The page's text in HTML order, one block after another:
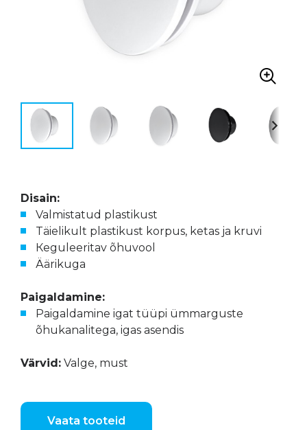
Disain:
Valmistatud plastikust
Täielikult plastikust korpus, ketas ja kruvi
Кeguleeritav õhuvool
Äärikuga
Paigaldamine:
Paigaldamine igat tüüpi ümmarguste
õhukanalitega, igas asendis
Värvid: Valge, must
Vaata tooteid